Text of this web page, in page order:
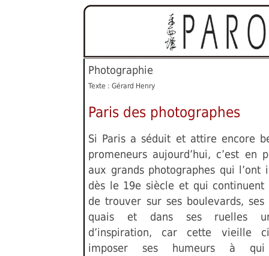
Photographie
Texte : Gérard Henry
Paris des photographes
Si Paris a séduit et attire encore
promeneurs aujourd’hui, c’est en
aux grands photographes qui l’ont
dès le 19e siècle et qui continuent
de trouver sur ses boulevards, ses
quais et dans ses ruelles
d’inspiration, car cette vieille
imposer ses humeurs à